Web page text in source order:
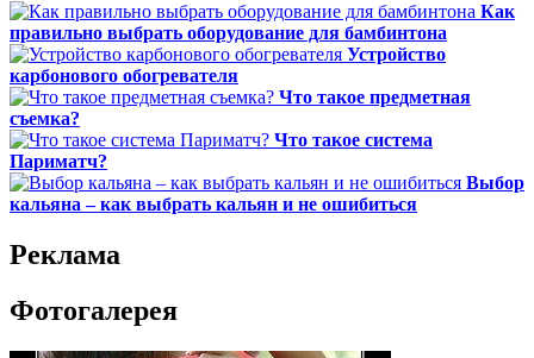
Как
правильно выбрать оборудование для бамбинтона
Устройство
карбонового обогревателя
Что такое предметная
съемка?
Что такое система
Париматч?
Выбор
кальяна – как выбрать кальян и не ошибиться
Реклама
Фотогалерея